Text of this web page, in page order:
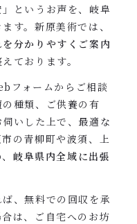
というお声を、岐阜
す。新原美術では、
分かりやすくご案内
ております。
フォームからご相談
種類、ご供養の有
いした上で、最適な
の青柳町や波須、上
岐阜県内全域に出張
、無料での回収を承
は、ご自宅へのお坊